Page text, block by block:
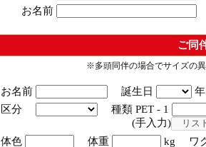
お名前
ご同
※多頭同伴の場合でサイズの
お名前 誕生日
区分
種類 PET - 1
(手入力)
体色
体重 kg ワ